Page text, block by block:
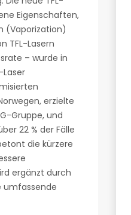
Eigenschaften,
(Vaporization)
TFL-Lasern
– wurde in
erzielte
Gruppe, und
22 % der Fälle
die kürzere
ergänzt durch
umfassende